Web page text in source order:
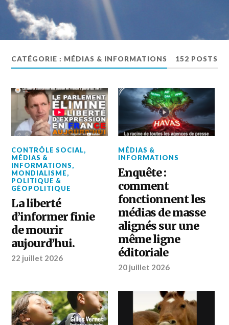
CATÉGORIE : MÉDIAS & INFORMATIONS 152 POSTS
CONTRÔLE SOCIAL,
MÉDIAS &
INFORMATIONS,
MONDIALISME,
POLITIQUE &
GÉOPOLITIQUE
La liberté
d’informer finie
de mourir
aujourd’hui.
22 juillet 2026
MÉDIAS &
INFORMATIONS
Enquête :
comment
fonctionnent les
médias de masse
alignés sur une
même ligne
éditoriale
20 juillet 2026